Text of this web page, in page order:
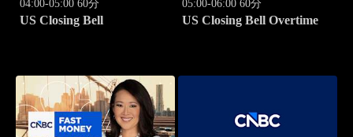
04:00-05:00 60分
US Closing Bell
05:00-06:00 60分
US Closing Bell Overtime